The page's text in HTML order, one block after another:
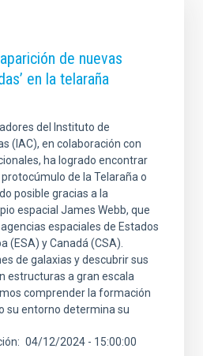
de nuevas
en la telaraña
del Instituto de
(IAC), en colaboración con
ha logrado encontrar
de la Telaraña o
posible gracias a la
espacial James Webb, que
espaciales de Estados
(ESA) y Canadá (CSA).
de galaxias y descubrir sus
estructuras a gran escala
comprender la formación
su entorno determina su
04/12/2024 - 15:00:00